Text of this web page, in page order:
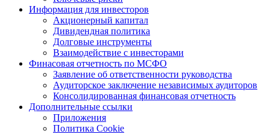
Информация для инвесторов
Акционерный капитал
Дивидендная политика
Долговые инструменты
Взаимодействие с инвеcторами
Финасовая отчетность по МСФО
Заявление об ответственности руководства
Аудиторское заключение независимых аудиторов
Консолидированная финансовая отчетность
Дополнительные ссылки
Приложения
Политика Cookie